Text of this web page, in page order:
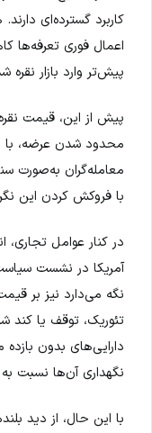
کاربرد گسترده‌ای
اعمال فوری تعرفه‌ها
پیش‌تر وارد بازار
پیش از این، قیمت
محدود شدن عرضه، با
معامله‌گران به‌صورت
با فروکش کردن این
در کنار عوامل تجاری،
آمریکا در نشست
نگه می‌دارد نیز بر
تئوریک، توقف یا کند
دارایی‌های بدون
نگهداری آن‌ها نسبت به
با این حال، از دید